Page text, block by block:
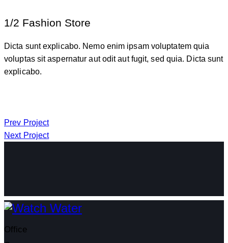
1/2 Fashion Store
Dicta sunt explicabo. Nemo enim ipsam voluptatem quia
voluptas sit aspernatur aut odit aut fugit, sed quia. Dicta sunt
explicabo.
Post
navigation
Prev Project
Next Project
Office